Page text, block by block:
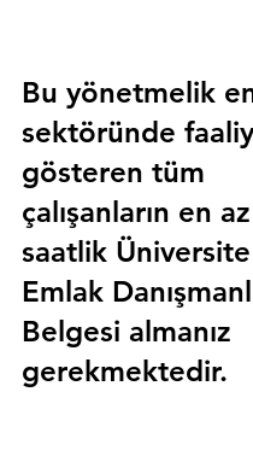
Bu yönetmelik
sektöründe
gösteren tüm
çalışanların en
saatlik Üniversite
Emlak
Belgesi almanız
gerekmektedir.